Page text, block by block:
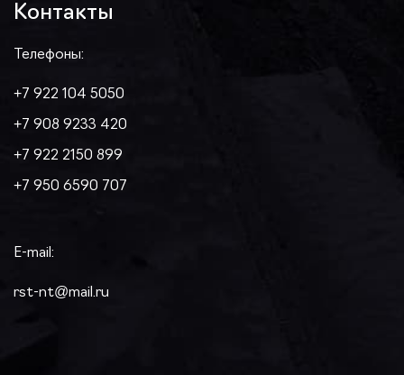
Контакты
Телефоны:
+7 922 104 5050
+7 908 9233 420
+7 922 2150 899
+7 950 6590 707
E-mail:
rst-nt@mail.ru